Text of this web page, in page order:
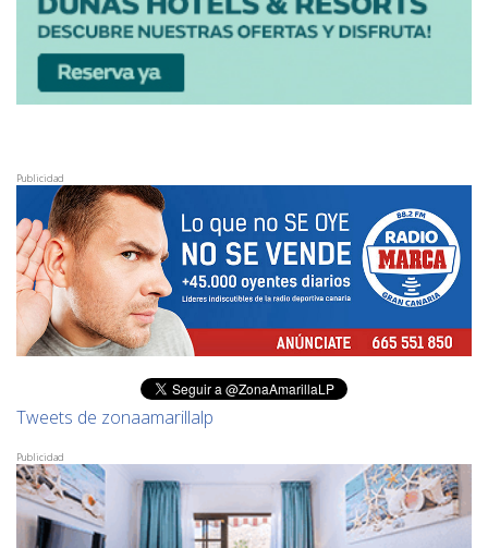
Publicidad
Tweets de zonaamarillalp
Publicidad